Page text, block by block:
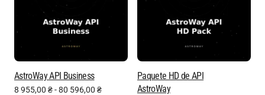
AstroWay API Business
8 955,00 ₴-80 596,00 ₴
Paquete HD de API
AstroWay